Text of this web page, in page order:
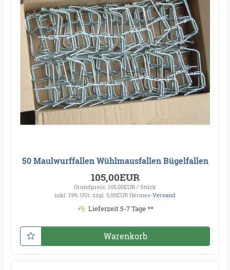
50 Maulwurffallen Wühlmausfallen Bügelfallen
105,00EUR
Grundpreis: 105,00EUR / Stück
inkl. 19% USt. zzgl. 5,00EUR Hermes-Versand
Lieferzeit 5-7 Tage **
Warenkorb